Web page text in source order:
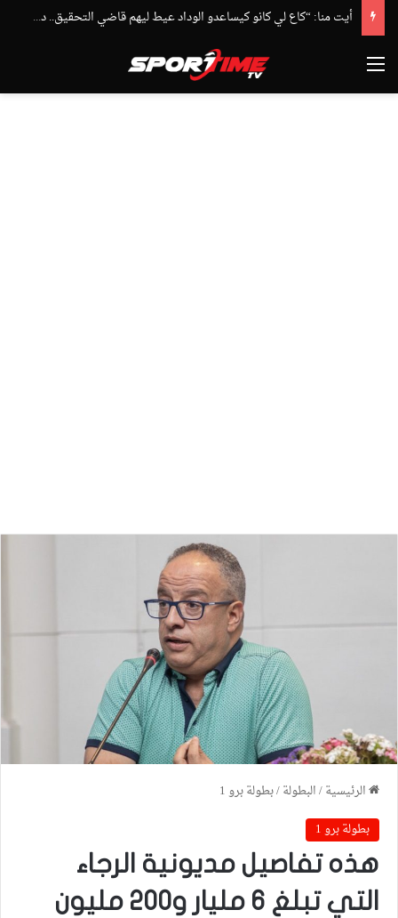
أيت منا: “كاع لي كانو كيساعدو الوداد عيط ليهم قاضي التحقيق.. دابا حتى شي واحد ما بقا باغي يعاون”
القائمة
الرئيسية/البطولة/بطولة برو 1
بطولة برو 1
هذه تفاصيل مديونية الرجاء
التي تبلغ 6 مليار و200 مليون